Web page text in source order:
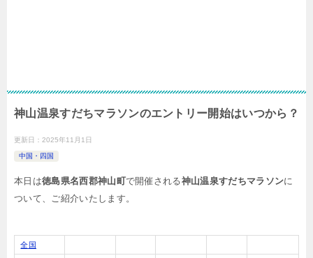
神山温泉すだちマラソンのエントリー開始はいつから？
更新日： 2025年11月1日
中国・四国
本日は徳島県名西郡神山町で開催される神山温泉すだちマラソンに
ついて、ご紹介いたします。
全国